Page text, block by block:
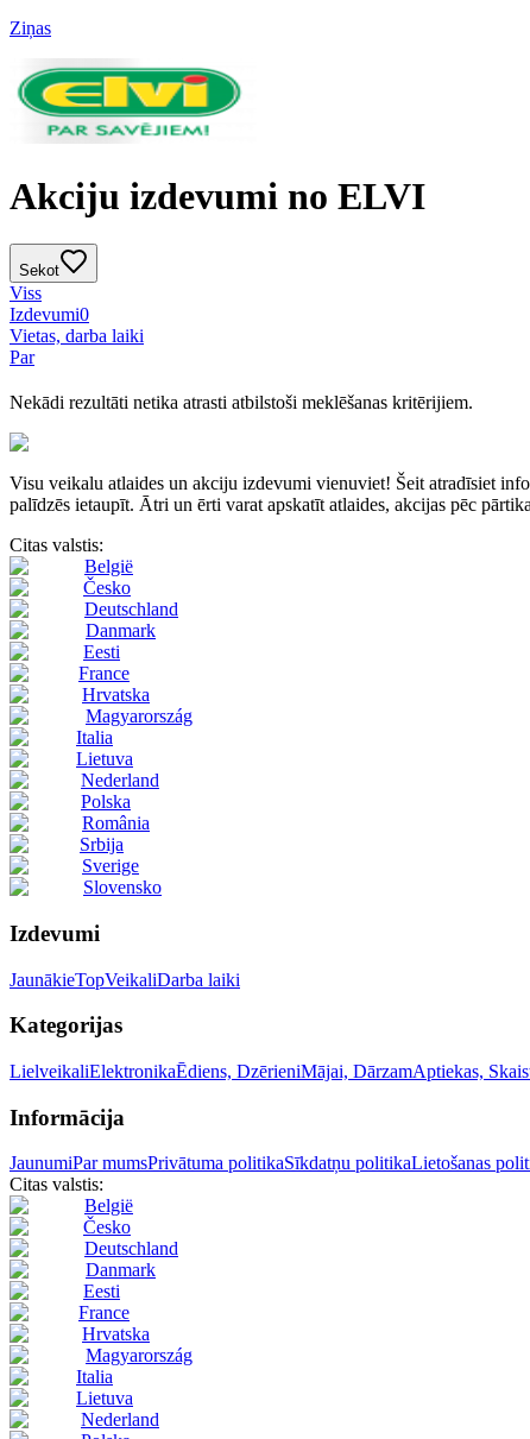
Ziņas
Akciju izdevumi no ELVI
Sekot
Viss
Izdevumi0
Vietas, darba laiki
Par
Nekādi rezultāti netika atrasti atbilstoši meklēšanas kritērijiem.
Visu veikalu atlaides un akciju izdevumi vienuviet! Šeit atradīsiet
palīdzēs ietaupīt. Ātri un ērti varat apskatīt atlaides, akcijas pēc
Citas valstis:
België
Česko
Deutschland
Danmark
Eesti
France
Hrvatska
Magyarország
Italia
Lietuva
Nederland
Polska
România
Srbija
Sverige
Slovensko
Izdevumi
JaunākieTopVeikaliDarba laiki
Kategorijas
LielveikaliElektronikaĒdiens, DzērieniMājai, DārzamAptiekas,
Informācija
JaunumiPar mumsPrivātuma politikaSīkdatņu politikaLietošanas
Citas valstis:
België
Česko
Deutschland
Danmark
Eesti
France
Hrvatska
Magyarország
Italia
Lietuva
Nederland